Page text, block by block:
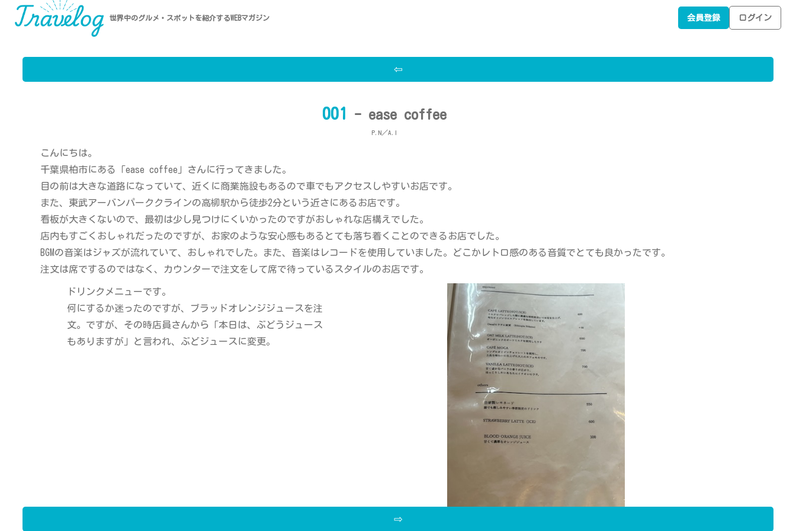
世界中のグルメ・スポットを紹介するWEBマガジン 会員登録 ログイン
⇦
001 - ease coffee
P.N／A.I
こんにちは。
千葉県柏市にある「ease coffee」さんに行ってきました。
目の前は大きな道路になっていて、近くに商業施設もあるので車でもアクセスしやすいお店です。
また、東武アーバンパーククラインの高柳駅から徒歩2分という近さにあるお店です。
看板が大きくないので、最初は少し見つけにくいかったのですがおしゃれな店構えでした。
店内もすごくおしゃれだったのですが、お家のような安心感もあるとても落ち着くことのできるお店でした。
BGMの音楽はジャズが流れていて、おしゃれでした。また、音楽はレコードを使用していました。どこかレトロ感のある音質でとても良かったです。
注文は席でするのではなく、カウンターで注文をして席で待っているスタイルのお店です。
ドリンクメニューです。
何にするか迷ったのですが、ブラッドオレンジジュースを注
文。ですが、その時店員さんから「本日は、ぶどうジュース
もありますが」と言われ、ぶどジュースに変更。
⇨